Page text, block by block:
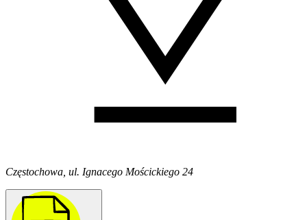
Częstochowa, ul. Ignacego Mościckiego 24